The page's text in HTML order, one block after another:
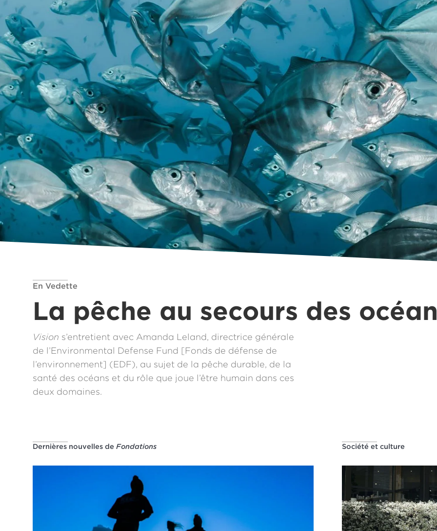
En Vedette
La pêche au secours des
Vision s’entretient avec Amanda Leland, directrice générale
de l’Environmental Defense Fund [Fonds de défense de
l’environnement] (EDF), au sujet de la pêche durable, de la
santé des océans et du rôle que joue l’être humain dans ces
deux domaines.
Dernières nouvelles deFondations Société et culture